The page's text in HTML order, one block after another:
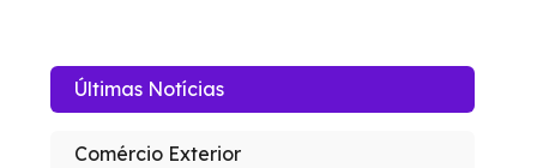
Últimas Notícias
Comércio Exterior